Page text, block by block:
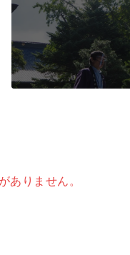
ありません。